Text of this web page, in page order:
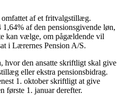
omfattet af et fritvalgstillæg.
af den pensionsgivende løn,
kan vælge, om pågældende vil
i Lærernes Pension A/S.
hvor den ansatte skriftligt skal give
eller ekstra pensionsbidrag.
1. oktober skriftligt at give
første 1. januar derefter.